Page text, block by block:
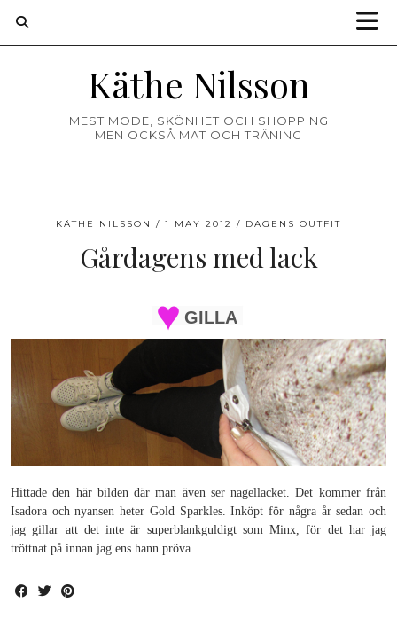
Käthe Nilsson
MEST MODE, SKÖNHET OCH SHOPPING
MEN OCKSÅ MAT OCH TRÄNING
KÄTHE NILSSON 1 MAY 2012 DAGENS OUTFIT
Gårdagens med lack
GILLA
Hittade den här bilden där man även ser nagellacket. Det kommer från
Isadora och nyansen heter Gold Sparkles. Inköpt för några år sedan och
jag gillar att det inte är superblankguldigt som Minx, för det har jag
tröttnat på innan jag ens hann pröva.